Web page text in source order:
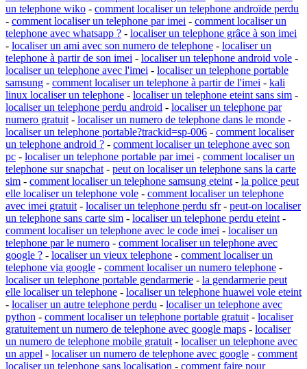
un telephone wiko - comment localiser un telephone androïde perdu
- comment localiser un telephone par imei - comment localiser un
telephone avec whatsapp ? - localiser un telephone grâce à son imei
- localiser un ami avec son numero de telephone - localiser un
telephone à partir de son imei - localiser un telephone android vole -
localiser un telephone avec l'imei - localiser un telephone portable
samsung - comment localiser un telephone à partir de l'imei - kali
linux localiser un telephone - localiser un telephone eteint sans sim -
localiser un telephone perdu android - localiser un telephone par
numero gratuit - localiser un numero de telephone dans le monde -
localiser un telephone portable?trackid=sp-006 - comment localiser
un telephone android ? - comment localiser un telephone avec son
pc - localiser un telephone portable par imei - comment localiser un
telephone sur snapchat - peut on localiser un telephone sans la carte
sim - comment localiser un telephone samsung eteint - la police peut
elle localiser un telephone vole - comment localiser un telephone
avec imei gratuit - localiser un telephone perdu sfr- peut-on localiser
un telephone sans carte sim - localiser un telephone perdu eteint -
comment localiser un telephone avec le code imei - localiser un
telephone par le numero - comment localiser un telephone avec
google ? - localiser un vieux telephone - comment localiser un
telephone via google - comment localiser un numero telephone -
localiser un telephone portable gendarmerie - la gendarmerie peut
elle localiser un telephone - localiser un telephone huawei vole eteint
- localiser un autre telephone perdu - localiser un telephone avec
python - comment localiser un telephone portable gratuit - localiser
gratuitement un numero de telephone avec google maps - localiser
un numero de telephone mobile gratuit - localiser un telephone avec
un appel - localiser un numero de telephone avec google - comment
localiser un telephone sans localisation - comment faire pour